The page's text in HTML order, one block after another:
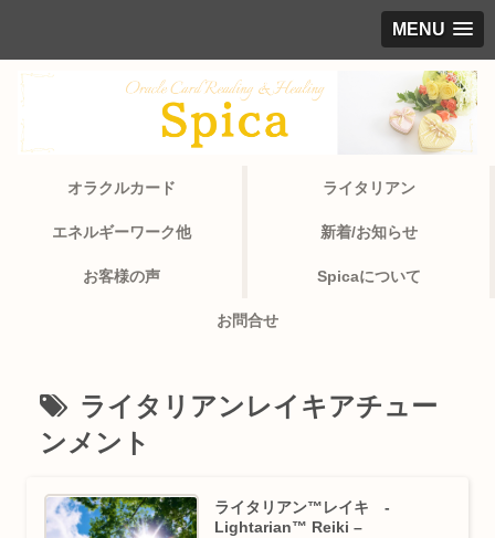
MENU
オラクルカード ライタリアン
エネルギーワーク他 新着/お知らせ
お客様の声 Spicaについて
お問合せ
ライタリアンレイキアチュー
ンメント
ライタリアン™レイキ -
Lightarian™ Reiki –